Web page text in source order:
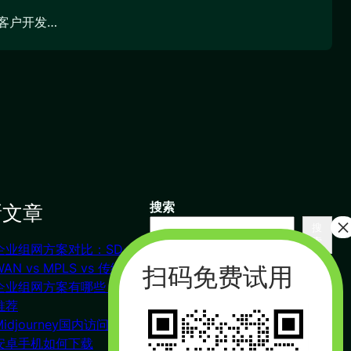
户开发…
章
业组网方案对比：SD-
vs MPLS vs 传统VPN
业组网方案有哪些？对比
荐
国内访问教程
卓手机如何下载
搜索
索
联系我们
杭州（总部） 北京 长沙
广州
合作：17357178761（微信同